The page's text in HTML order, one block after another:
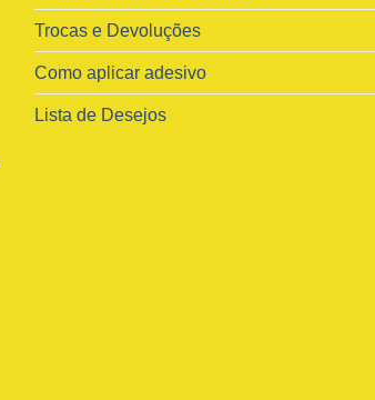
Trocas e Devoluções
Como aplicar adesivo
Lista de Desejos